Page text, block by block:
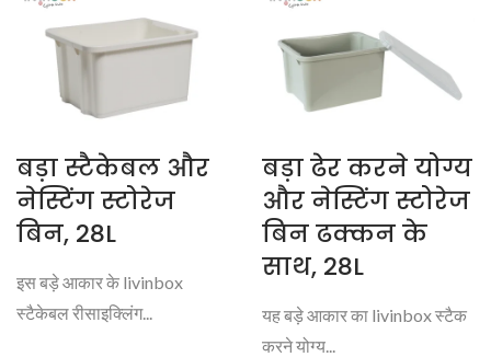
बड़ा स्टैकेबल और
नेस्टिंग स्टोरेज
बिन, 28L
इस बड़े आकार के livinbox
स्टैकेबल रीसाइक्लिंग...
बड़ा ढेर करने योग्य
और नेस्टिंग स्टोरेज
बिन ढक्कन के
साथ, 28L
यह बड़े आकार का livinbox स्टैक
करने योग्य...